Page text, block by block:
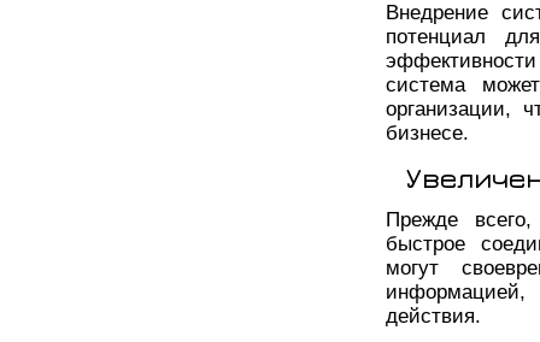
Внедрение
потенциал
система
организации,
бизнесе.
Прежде
быстрое
могут
действия.